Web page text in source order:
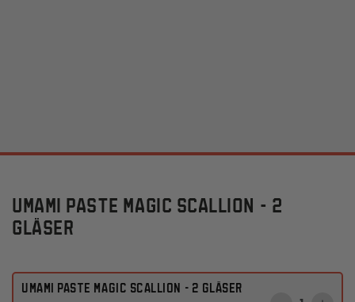
UMAMI PASTE MAGIC SCALLION - 2
GLÄSER
UMAMI PASTE MAGIC SCALLION - 2 Gläser
Anzahl